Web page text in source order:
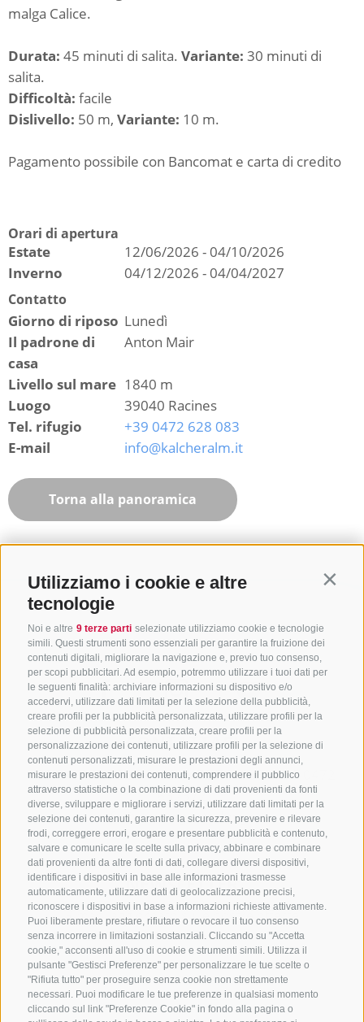
Utilizziamo i cookie e altre
tecnologie
Noi e altre 9 terze parti selezionate utilizziamo cookie e tecnologie
simili. Questi strumenti sono essenziali per garantire la fruizione dei
contenuti digitali, migliorare la navigazione e, previo tuo consenso,
per scopi pubblicitari. Ad esempio, potremmo utilizzare i tuoi dati per
le seguenti finalità: archiviare informazioni su dispositivo e/o
accedervi, utilizzare dati limitati per la selezione della pubblicità,
creare profili per la pubblicità personalizzata, utilizzare profili per la
selezione di pubblicità personalizzata, creare profili per la
personalizzazione dei contenuti, utilizzare profili per la selezione di
contenuti personalizzati, misurare le prestazioni degli annunci,
misurare le prestazioni dei contenuti, comprendere il pubblico
attraverso statistiche o la combinazione di dati provenienti da fonti
diverse, sviluppare e migliorare i servizi, utilizzare dati limitati per la
selezione dei contenuti, garantire la sicurezza, prevenire e rilevare
frodi, correggere errori, erogare e presentare pubblicità e contenuto,
salvare e comunicare le scelte sulla privacy, abbinare e combinare
dati provenienti da altre fonti di dati, collegare diversi dispositivi,
identificare i dispositivi in base alle informazioni trasmesse
automaticamente, utilizzare dati di geolocalizzazione precisi,
riconoscere i dispositivi in base a informazioni richieste attivamente.
Puoi liberamente prestare, rifiutare o revocare il tuo consenso
senza incorrere in limitazioni sostanziali. Cliccando su "Accetta
cookie," acconsenti all'uso di cookie e strumenti simili. Utilizza il
pulsante "Gestisci Preferenze" per personalizzare le tue scelte o
"Rifiuta tutto" per proseguire senza cookie non strettamente
necessari. Puoi modificare le tue preferenze in qualsiasi momento
cliccando sul link "Preferenze Cookie" in fondo alla pagina o
malga Calice.
Durata: 45 minuti di salita. Variante: 30 minuti di
salita.
Difficoltà: facile
Dislivello: 50 m, Variante: 10 m.
Pagamento possibile con Bancomat e carta di credito
Orari di apertura
Estate
12/06/2026 - 04/10/2026
Inverno
04/12/2026 - 04/04/2027
Contatto
Giorno di riposo Lunedì
Il padrone di
casa
Anton Mair
Livello sul mare 1840 m
Luogo
39040 Racines
Tel. rifugio
+39 0472 628 083
E-mail
info@kalcheralm.it
Torna alla panoramica
CONTATTACI
+39 0472 765325/+39 0472 760608/+39 0472
632372
info@sterzing-ratschings.it
NEWSLETTER
Rimani aggiornato sulle nostre offerte